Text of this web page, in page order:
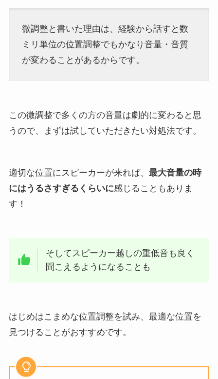
微調整と書いた理由は、経験から話すと数
ミリ単位の位置調整でもかなり音量・音質
が変わることがあるからです。
この微調整で多くの方の音量は劇的に変わると思
うので、まずは試していただきたい対処法です。
適切な位置にスピーカーが来れば、 最大音量の時
にはうるさすぎるくらいに感じることもありま
す！
そしてスピーカー越しの重低音も良く
聞こえるようになることも
はじめはこまめな位置調整を試み、最適な位置を
見つけることがおすすめです。